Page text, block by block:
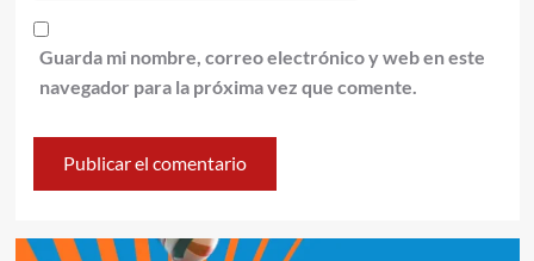
Guarda mi nombre, correo electrónico y web en este
navegador para la próxima vez que comente.